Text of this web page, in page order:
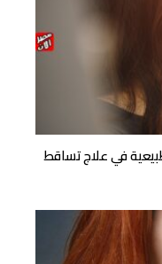
في علاج تساقط